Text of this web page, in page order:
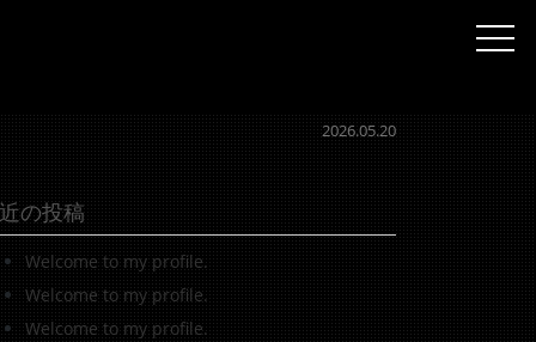
2026.05.20
の投稿
Welcome to my profile.
Welcome to my profile.
Welcome to my profile.